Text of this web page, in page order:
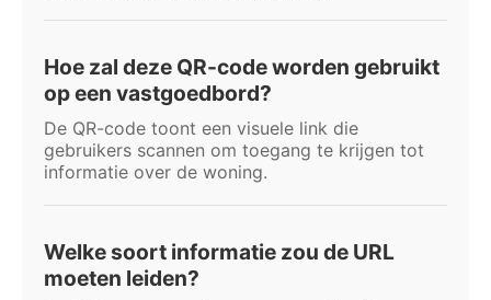
Hoe zal deze QR-code worden gebruikt
op een vastgoedbord?
De QR-code toont een visuele link die
gebruikers scannen om toegang te krijgen tot
informatie over de woning.
Welke soort informatie zou de URL
moeten leiden?